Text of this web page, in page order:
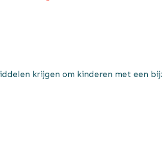
krijgen om kinderen met een